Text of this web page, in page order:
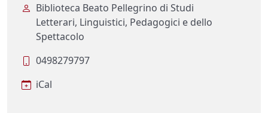
Biblioteca Beato Pellegrino di Studi
Letterari, Linguistici, Pedagogici e dello
Spettacolo
0498279797
iCal